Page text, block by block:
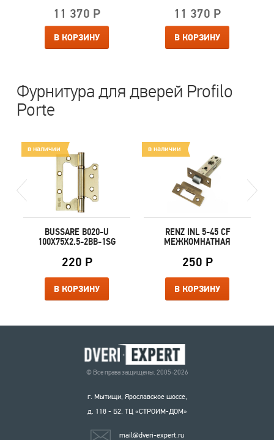
11 370 Р
В КОРЗИНУ
11 370 Р
В КОРЗИНУ
Фурнитура для дверей Profilo
Porte
в наличии
BUSSARE B020-U
100X75X2.5-2BB-1SG
220 Р
В КОРЗИНУ
в наличии
RENZ INL 5-45 CF
МЕЖКОМНАТНАЯ
250 Р
В КОРЗИНУ
© Все права защищены. 2005-2026
г. Мытищи, Ярославское шоссе,
д. 118 - Б2. ТЦ «СТРОИМ-ДОМ»
mail@dveri-expert.ru